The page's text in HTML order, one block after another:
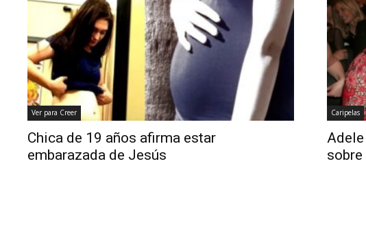
Ver para Creer
Chica de 19 años afirma estar
embarazada de Jesús
Caripelas
sobre